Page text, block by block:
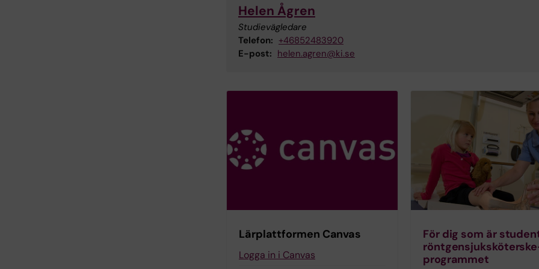
Helen Ågren
Studievägledare
Telefon: +46852483920
E-post: helen.agren@ki.se
Lärplattformen Canvas
Logga in i Canvas
För dig som är
programmet